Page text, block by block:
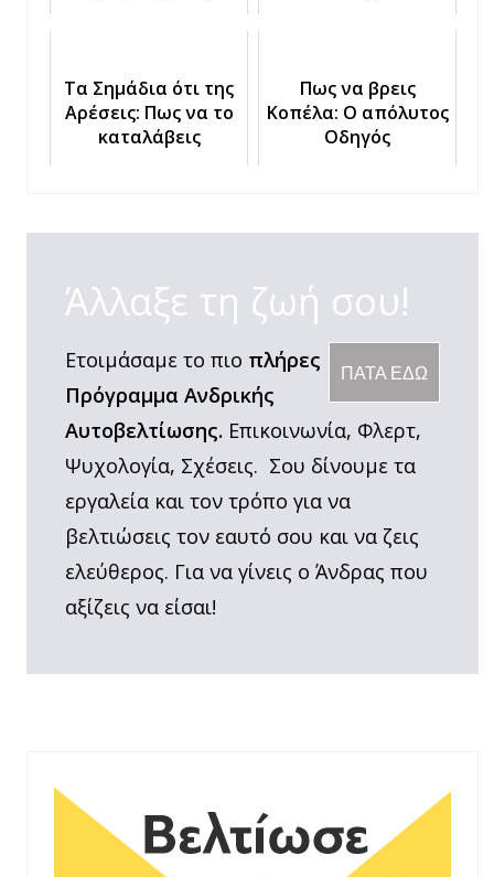
Τα Σημάδια ότι της
Αρέσεις: Πως να το
καταλάβεις
Πως να βρεις
Κοπέλα: Ο απόλυτος
Οδηγός
Άλλαξε τη ζωή σου!
ΠΑΤΑ ΕΔΩ
Ετοιμάσαμε το πιο πλήρες
Πρόγραμμα Ανδρικής
Αυτοβελτίωσης. Επικοινωνία, Φλερτ,
Ψυχολογία, Σχέσεις. Σου δίνουμε τα
εργαλεία και τον τρόπο για να
βελτιώσεις τον εαυτό σου και να ζεις
ελεύθερος. Για να γίνεις ο Άνδρας που
αξίζεις να είσαι!